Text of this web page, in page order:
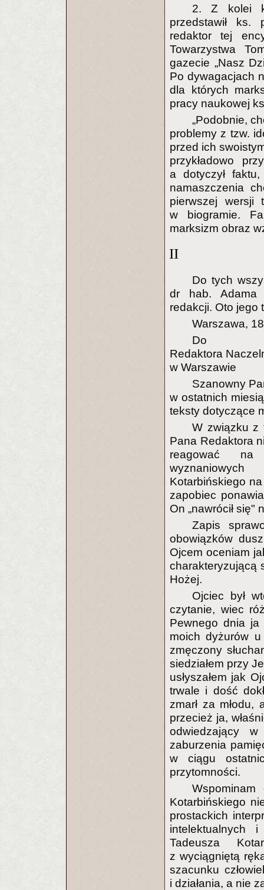
2. Z kolei
przedstawił ks.
redaktor tej
Towarzystwa
gazecie „Nasz
Po dywagacjach
dla których
pracy naukowej
„Podobnie,
problemy z tzw.
przed ich
przykładowo
a dotyczył
namaszczenia
pierwszej wersji
w biogramie.
marksizm obraz
II
Do tych
dr hab. Adama
redakcji. Oto jego
Warszawa,
Do
Redaktora
w Warszawie
Szanowny
w ostatnich
teksty dotyczące
W związku z
Pana Redaktora
reagować na
Kotarbińskiego
zapobiec
On „nawrócił się"
Zapis
obowiązków
Ojcem oceniam
charakteryzującą
Hożej.
Ojciec był
czytanie, wiec
Pewnego dnia ja
moich dyżurów
zmęczony
siedziałem przy
usłyszałem jak
trwale i dość
zmarł za
przecież ja,
odwiedzający
zaburzenia
w ciągu
przytomności.
Kotarbińskiego
prostackich
intelektualnych
Tadeusza
z wyciągniętą
szacunku
i działania, a nie